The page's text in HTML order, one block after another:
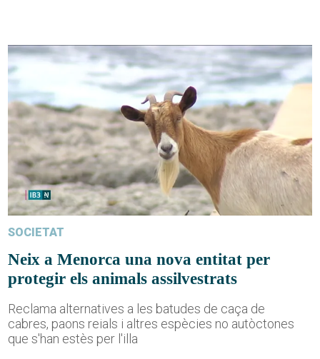
SOCIETAT
Neix a Menorca una nova entitat per
protegir els animals assilvestrats
Reclama alternatives a les batudes de caça de
cabres, paons reials i altres espècies no autòctones
que s'han estès per l'illa